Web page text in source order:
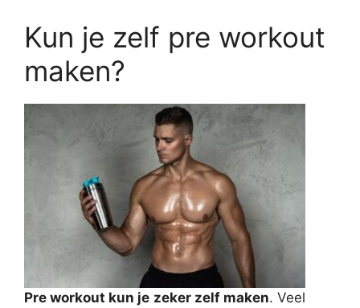
Kun je zelf pre workout
maken?
Pre workout kun je zeker zelf maken. Veel